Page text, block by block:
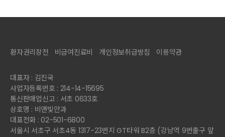
환자권리장전 비급여진료비 개인정보취급방침 이용약관
대표자 : 김진국
사업자등록번호 : 214-14-15695
통신판매업신고 : 서초 0633호
상호명 : 비앤빛안과
대표전화 : 02-501-6800
서울시 서초구 서초4동 1317-23번지 GT타워 B2층 (강남역 9번출구 앞